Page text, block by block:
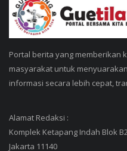
Portal berita yang memberikan
masyarakat untuk
informasi secara lebih cepat,
Alamat Redaksi :
Komplek Ketapang Indah Blok
Jakarta 11140